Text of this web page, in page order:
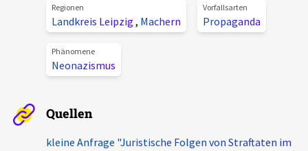
Alle Beiträge
Veranstaltungen
Pressemitteilungen
Podcasts
Über uns
Projektbeschreibung
Unterstützer_innen
Regionen
Landkreis Leipzig , Machern
Vorfallsarten
Propaganda
Phänomene
Neonazismus
Quellen
kleine Anfrage "Juristische Folgen von Straftaten im